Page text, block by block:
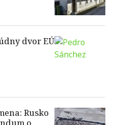
dvor EÚ
Rusko